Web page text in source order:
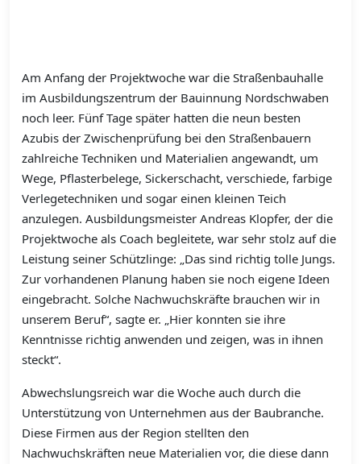
Am Anfang der Projektwoche war die Straßenbauhalle
im Ausbildungszentrum der Bauinnung Nordschwaben
noch leer. Fünf Tage später hatten die neun besten
Azubis der Zwischenprüfung bei den Straßenbauern
zahlreiche Techniken und Materialien angewandt, um
Wege, Pflasterbelege, Sickerschacht, verschiede, farbige
Verlegetechniken und sogar einen kleinen Teich
anzulegen. Ausbildungsmeister Andreas Klopfer, der die
Projektwoche als Coach begleitete, war sehr stolz auf die
Leistung seiner Schützlinge: „Das sind richtig tolle Jungs.
Zur vorhandenen Planung haben sie noch eigene Ideen
eingebracht. Solche Nachwuchskräfte brauchen wir in
unserem Beruf“, sagte er. „Hier konnten sie ihre
Kenntnisse richtig anwenden und zeigen, was in ihnen
steckt“.
Abwechslungsreich war die Woche auch durch die
Unterstützung von Unternehmen aus der Baubranche.
Diese Firmen aus der Region stellten den
Nachwuchskräften neue Materialien vor, die diese dann